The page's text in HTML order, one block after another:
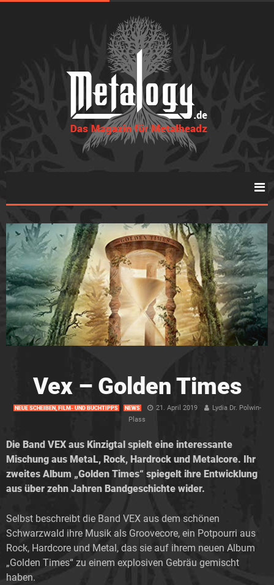
Vex – Golden Times
NEUE SCHEIBEN, FILM- UND BUCHTIPPS NEWS 21. April 2019
Lydia Dr. Polwin-
Plass
Die Band VEX aus Kinzigtal spielt eine interessante
Mischung aus MetaL, Rock, Hardrock und Metalcore. Ihr
zweites Album „Golden Times“ spiegelt ihre Entwicklung
aus über zehn Jahren Bandgeschichte wider.
Selbst beschreibt die Band VEX aus dem schönen
Schwarzwald ihre Musik als Groovecore, ein Potpourri aus
Rock, Hardcore und Metal, das sie auf ihrem neuen Album
„Golden Times“ zu einem explosiven Gebräu gemischt
haben.